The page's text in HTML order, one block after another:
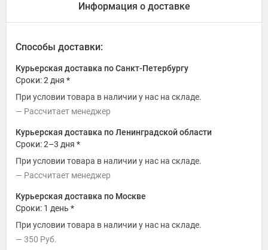
Информация о доставке
Способы доставки:
Курьерская доставка по Санкт-Петербургу
Сроки: 2 дня *
При условии товара в наличии у нас на складе.
Рассчитает менеджер
Курьерская доставка по Ленинградской области
Сроки: 2–3 дня *
При условии товара в наличии у нас на складе.
Рассчитает менеджер
Курьерская доставка по Москве
Сроки: 1 день *
При условии товара в наличии у нас на складе.
350 Руб.